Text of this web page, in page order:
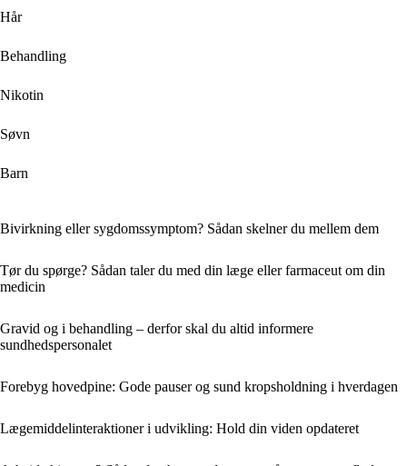
Hår
Behandling
Nikotin
Søvn
Barn
Bivirkning eller sygdomssymptom? Sådan skelner du mellem dem
Tør du spørge? Sådan taler du med din læge eller farmaceut om din
medicin
Gravid og i behandling – derfor skal du altid informere
sundhedspersonalet
Forebyg hovedpine: Gode pauser og sund kropsholdning i hverdagen
Lægemiddelinteraktioner i udvikling: Hold din viden opdateret